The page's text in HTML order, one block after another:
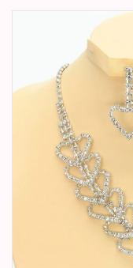
Betty Boop Huwelijk
Jubileum
Geboorte, Doop en
Communie